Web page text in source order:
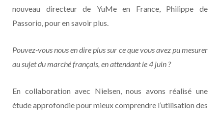
nouveau directeur de YuMe en France, Philippe de
Passorio, pour en savoir plus.
Pouvez-vous nous en dire plus sur ce que vous avez pu mesurer
au sujet du marché français, en attendant le 4 juin ?
En collaboration avec Nielsen, nous avons réalisé une
étude approfondie pour mieux comprendre l’utilisation des